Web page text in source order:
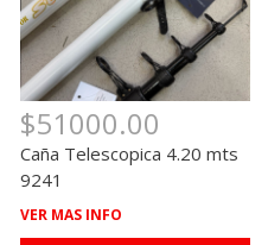
$51000.00
Caña Telescopica 4.20 mts
9241
VER MAS INFO